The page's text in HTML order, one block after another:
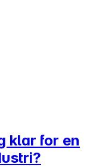
klar for en